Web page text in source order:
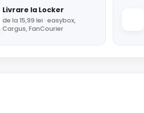
Livrare la Locker
de la 15,99 lei · easybox,
Cargus, FanCourier